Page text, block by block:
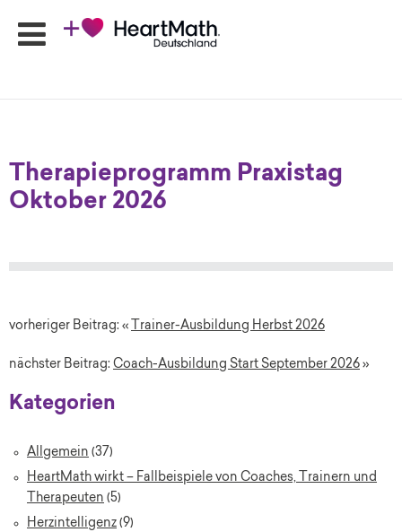
Online-
Programme
Apps
Shop
Therapieprogramm Praxistag
Oktober 2026
vorheriger Beitrag: « Trainer-Ausbildung Herbst 2026
nächster Beitrag: Coach-Ausbildung Start September 2026 »
Kategorien
Allgemein (37)
HeartMath wirkt – Fallbeispiele von Coaches, Trainern und
Therapeuten (5)
Herzintelligenz (9)